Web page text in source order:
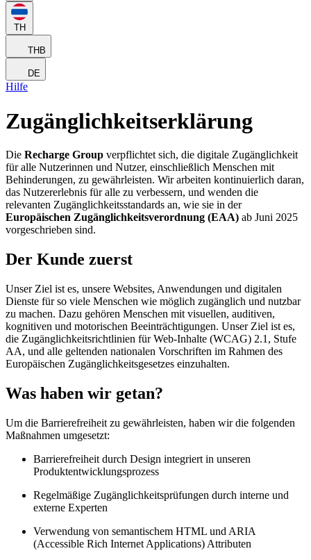
TH
THB
DE
Hilfe
Zugänglichkeitserklärung
Die Recharge Group verpflichtet sich, die digitale Zugänglichkeit
für alle Nutzerinnen und Nutzer, einschließlich Menschen mit
Behinderungen, zu gewährleisten. Wir arbeiten kontinuierlich daran,
das Nutzererlebnis für alle zu verbessern, und wenden die
relevanten Zugänglichkeitsstandards an, wie sie in der
Europäischen Zugänglichkeitsverordnung (EAA) ab Juni 2025
vorgeschrieben sind.
Der Kunde zuerst
Unser Ziel ist es, unsere Websites, Anwendungen und digitalen
Dienste für so viele Menschen wie möglich zugänglich und nutzbar
zu machen. Dazu gehören Menschen mit visuellen, auditiven,
kognitiven und motorischen Beeinträchtigungen. Unser Ziel ist es,
die Zugänglichkeitsrichtlinien für Web-Inhalte (WCAG) 2.1, Stufe
AA, und alle geltenden nationalen Vorschriften im Rahmen des
Europäischen Zugänglichkeitsgesetzes einzuhalten.
Was haben wir getan?
Um die Barrierefreiheit zu gewährleisten, haben wir die folgenden
Maßnahmen umgesetzt:
Barrierefreiheit durch Design integriert in unseren
Produktentwicklungsprozess
Regelmäßige Zugänglichkeitsprüfungen durch interne und
externe Experten
Verwendung von semantischem HTML und ARIA
(Accessible Rich Internet Applications) Attributen